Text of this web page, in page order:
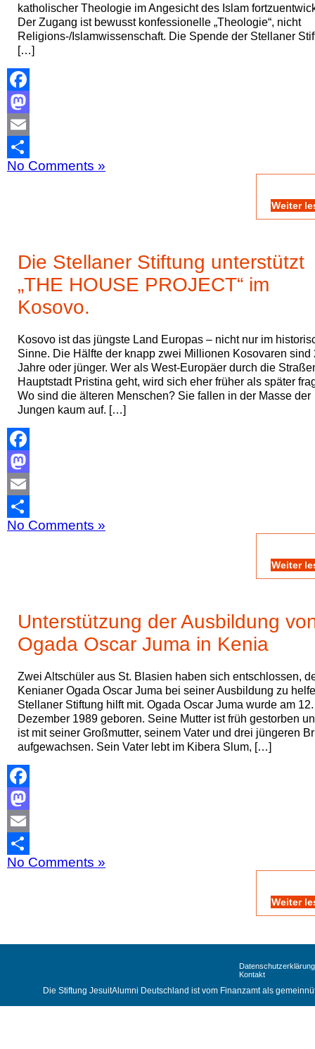
katholischer Theologie im Angesicht des Islam
Der Zugang ist bewusst konfessionelle „Theologie“, nicht
Religions-/Islamwissenschaft. Die Spende der Stellaner
[…]
Facebook
Mastodon
Email
Teilen
No Comments »
Weiter
Die Stellaner Stiftung unterstützt
„THE HOUSE PROJECT“ im
Kosovo.
Kosovo ist das jüngste Land Europas – nicht nur im
Sinne. Die Hälfte der knapp zwei Millionen Kosovaren sind
Jahre oder jünger. Wer als West-Europäer durch die
Hauptstadt Pristina geht, wird sich eher früher als später
Wo sind die älteren Menschen? Sie fallen in der Masse der
Jungen kaum auf. […]
Facebook
Mastodon
Email
Teilen
No Comments »
Weiter
Unterstützung der Ausbildung
Ogada Oscar Juma in Kenia
Zwei Altschüler aus St. Blasien haben sich entschlossen,
Kenianer Ogada Oscar Juma bei seiner Ausbildung zu
Stellaner Stiftung hilft mit. Ogada Oscar Juma wurde am 12.
Dezember 1989 geboren. Seine Mutter ist früh gestorben
ist mit seiner Großmutter, seinem Vater und drei jüngeren
aufgewachsen. Sein Vater lebt im Kibera Slum, […]
Facebook
Mastodon
Email
Teilen
No Comments »
Weiter
Datenschutzerklärung
Kontakt
Die Stiftung JesuitAlumni Deutschland ist vom Finanzamt als